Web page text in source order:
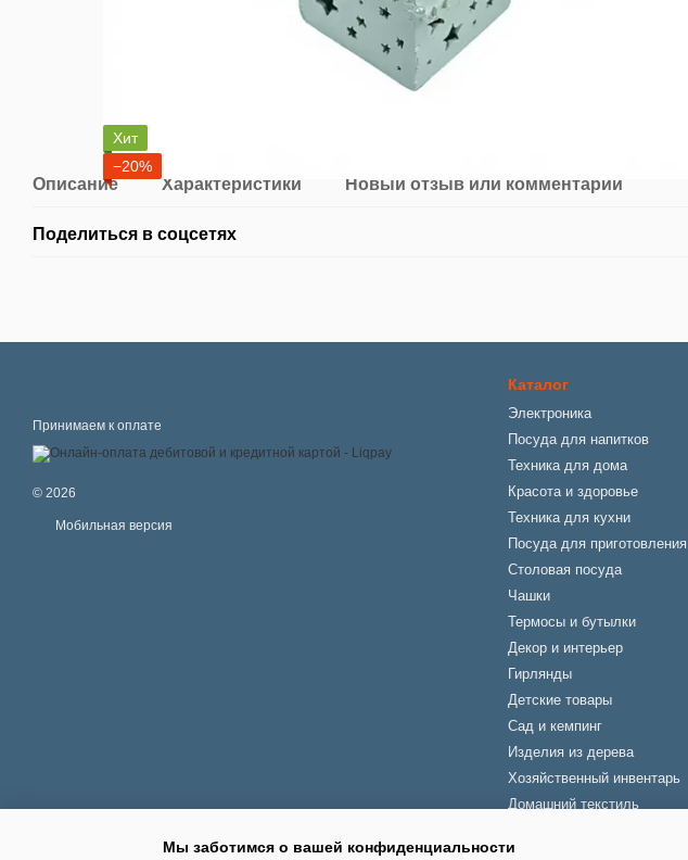
Хит
−20%
Описание Характеристики Новый отзыв или комментарий
Поделиться в соцсетях
Принимаем к оплате
© 2026
Мобильная версия
Каталог
Электроника
Посуда для напитков
Техника для дома
Красота и здоровье
Техника для кухни
Посуда для приготовления
Столовая посуда
Чашки
Термосы и бутылки
Декор и интерьер
Гирлянды
Детские товары
Сад и кемпинг
Изделия из дерева
Хозяйственный инвентарь
Домашний текстиль
Новогодние товары
Мы заботимся о вашей конфиденциальности